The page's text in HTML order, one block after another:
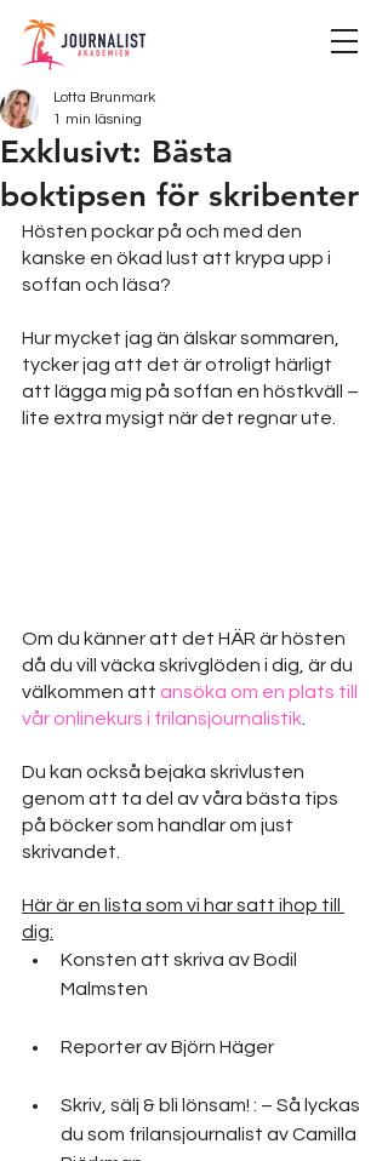
Exklusivt: Bästa
boktipsen för skribenter
Lotta Brunmark
1 min läsning
Hösten pockar på och med den
kanske en ökad lust att krypa upp i
soffan och läsa?
Hur mycket jag än älskar sommaren,
tycker jag att det är otroligt härligt
att lägga mig på soffan en höstkväll –
lite extra mysigt när det regnar ute.
Om du känner att det HÄR är hösten
då du vill väcka skrivglöden i dig, är du
välkommen att ansöka om en plats till
vår onlinekurs i frilansjournalistik
Du kan också bejaka skrivlusten
genom att ta del av våra bästa tips
på böcker som handlar om just
skrivandet.
Här är en lista som vi har satt ihop till
dig:
Konsten att skriva av Bodil
Malmsten
Reporter av Björn Häger
Skriv, sälj & bli lönsam! : – Så lyckas
du som frilansjournalist av Camilla